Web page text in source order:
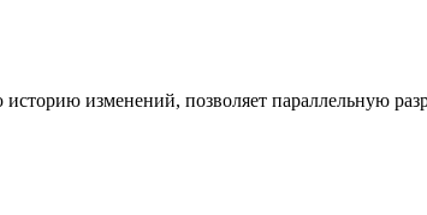
изменений, позволяет параллельную